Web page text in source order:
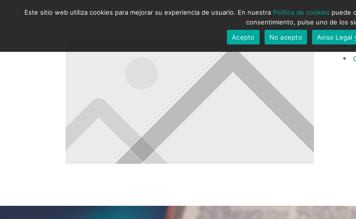
Este sitio web utiliza cookies para mejorar su experiencia de usuario. En nuestra Política de cookies puede
consentimiento, pulse uno de los
Acepto
No acepto Aviso Legal